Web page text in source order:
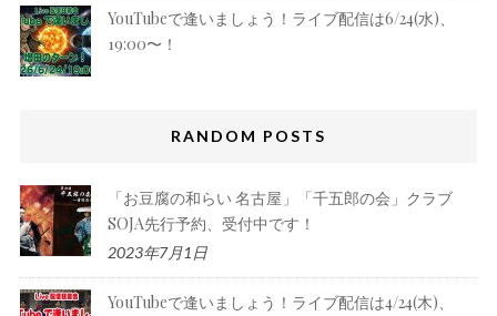
YouTubeで逢いましょう！ライブ配信は6/24(水)、
19:00〜！
RANDOM POSTS
「お豆腐の和らい 名古屋」「千五郎の会」クラブ
SOJA先行予約、受付中です！
2023年7月1日
YouTubeで逢いましょう！ライブ配信は4/24(木)、